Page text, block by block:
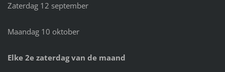
Zaterdag 12 september
Maandag 10 oktober
Elke 2e zaterdag van de maand